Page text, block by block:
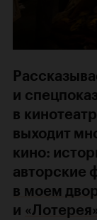
и
в
выходит
кино:
авторские
в моем
и